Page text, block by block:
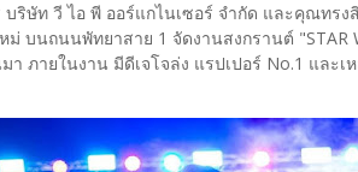
ท วี ไอ พี ออร์แกไนเซอร์ จำกัด และคุณทรงสิ
บนถนนพัทยาสาย 1 จัดงานสงกรานต์ "STAR
ภายในงาน มีดีเจโจล่ง แรปเปอร์ No.1 และเ